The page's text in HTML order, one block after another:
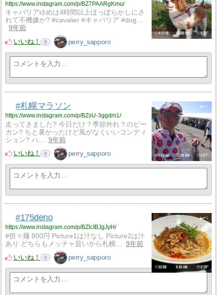
https://www.instagram.com/p/BZ7PAARgKmu/
キャバリアゆめは4時間以上ほっぽらかしにさ
れて不機嫌か? #cavalier #キャバリア #dog…
9年前
いいね！
0 perry_sapporo
#札幌マラソン
https://www.instagram.com/p/BZsU-3ggdm1/
走ってきました? 今日だけ？季節外れ？のピー
カン? ちと暑かったけど風がなくいいコンディ
ション? ハ…
9年前
いいね！
0 perry_sapporo
#175deno
https://www.instagram.com/p/BZlcIBJgJyH/
#担々麺 800円 Picture1は汁なし Picture2は汁
あり どちらもメッチャ旨いから札幌…
9年前
いいね！
0 perry_sapporo